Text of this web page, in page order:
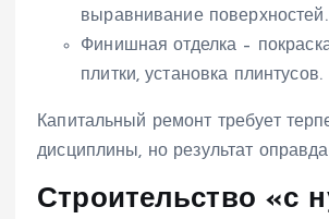
выравнивание поверхностей.
Финишная отделка –
плитки, установка плинтусов.
Капитальный ремонт требует
дисциплины, но результат
Строительство «с